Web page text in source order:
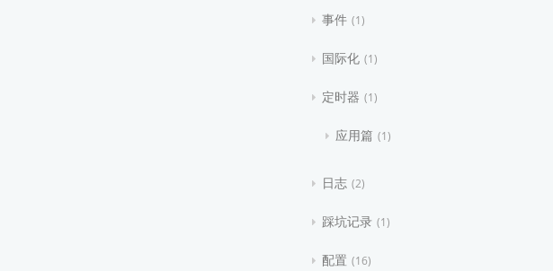
事件 1
国际化 1
定时器 1
应用篇 1
日志 2
踩坑记录 1
配置 16